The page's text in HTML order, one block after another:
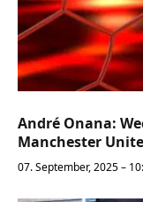
André Onana:
Manchester
07. September, 2025 –